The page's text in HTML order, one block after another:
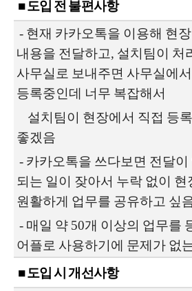
■ 도입 전 불편사항
- 현재 카카오톡을 이용해 현
내용을 전달하고, 설치팀이 처
사무실로 보내주면 사무실에
등록중인데 너무 복잡해서
설치팀이 현장에서 직접 등
좋겠음
- 카카오톡을 쓰다보면 전달이
되는 일이 잦아서 누락 없이 현
원활하게 업무를 공유하고 싶
- 매일 약 50개 이상의 업무를
어플로 사용하기에 문제가 없
■ 도입 시 개선사항